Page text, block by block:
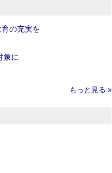
の充実を
象に
もっと見る »